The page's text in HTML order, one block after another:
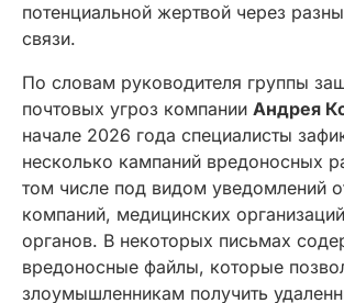
потенциальной жертвой через
связи.
По словам руководителя группы
почтовых угроз компании Андрея
начале 2026 года специалисты
несколько кампаний вредоносных
том числе под видом уведомлений
компаний, медицинских
органов. В некоторых письмах
вредоносные файлы, которые
злоумышленникам получить